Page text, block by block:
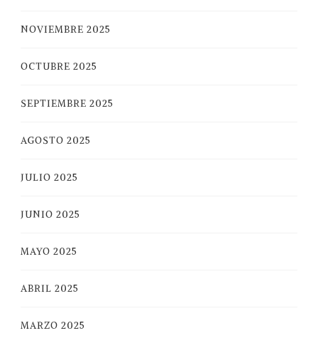
NOVIEMBRE 2025
OCTUBRE 2025
SEPTIEMBRE 2025
AGOSTO 2025
JULIO 2025
JUNIO 2025
MAYO 2025
ABRIL 2025
MARZO 2025